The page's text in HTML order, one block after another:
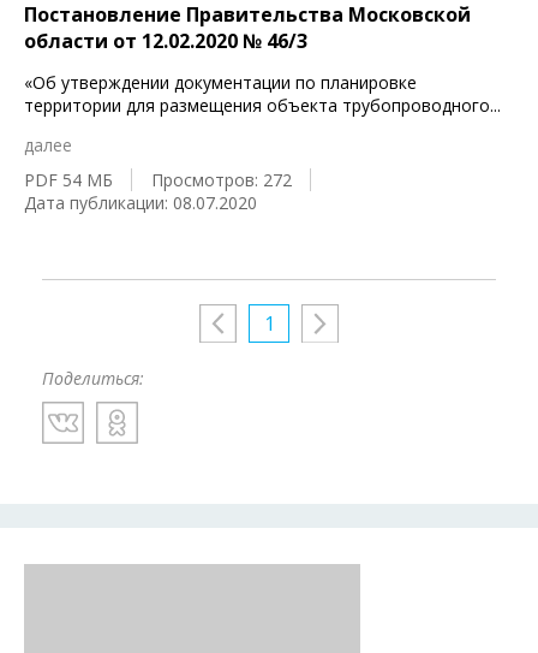
Постановление Правительства Московской
области от 12.02.2020 № 46/3
«Об утверждении документации по планировке
территории для размещения объекта трубопроводного...
далее
PDF 54 МБ
Просмотров: 272
Дата публикации: 08.07.2020
1
Поделиться: